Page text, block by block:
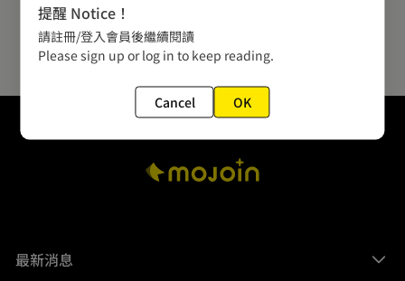
最新消息
提醒 Notice！
請註冊/登入會員後繼續閱讀
Please sign up or log in to keep reading.
Cancel OK